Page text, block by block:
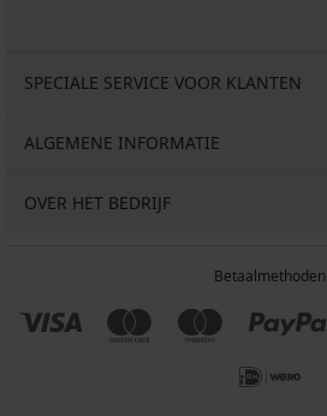
SPECIALE SERVICE VOOR KLANTEN
ALGEMENE INFORMATIE
OVER HET BEDRIJF
Betaalmethoden